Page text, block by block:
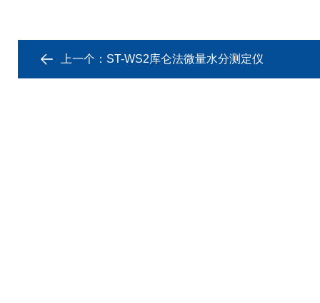
上一个： ST-WS2库仑法微量水分测定仪